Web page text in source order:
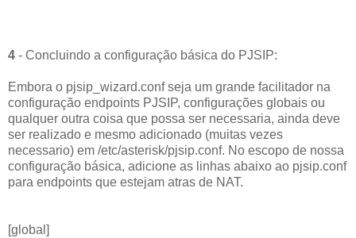
4 - Concluindo a configuração básica do PJSIP:
Embora o pjsip_wizard.conf seja um grande facilitador na
configuração endpoints PJSIP, configurações globais ou
qualquer outra coisa que possa ser necessaria, ainda deve
ser realizado e mesmo adicionado (muitas vezes
necessario) em /etc/asterisk/pjsip.conf. No escopo de nossa
configuração básica, adicione as linhas abaixo ao pjsip.conf
para endpoints que estejam atras de NAT.
[global]